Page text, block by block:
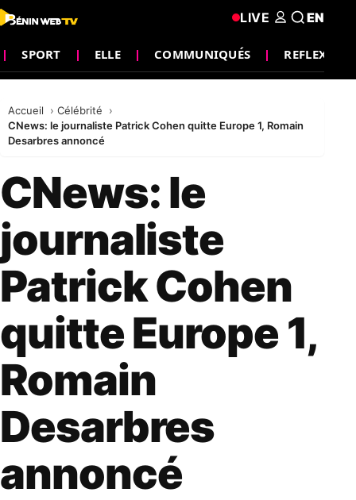
SPORT ELLE COMMUNIQUÉS REFLEXION
LIVE EN
Accueil
Célébrité
CNews: le journaliste Patrick Cohen quitte Europe 1, Romain
Desarbres annoncé
CNews: le
journaliste
Patrick Cohen
quitte Europe 1,
Romain
Desarbres
annoncé